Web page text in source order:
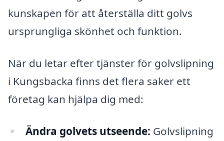
kunskapen för att återställa ditt golvs
ursprungliga skönhet och funktion.
När du letar efter tjänster för golvslipning
i Kungsbacka finns det flera saker ett
företag kan hjälpa dig med:
Ändra golvets utseende: Golvslipning